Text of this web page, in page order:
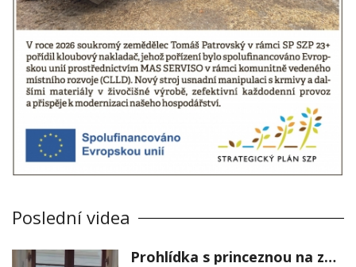
Poslední videa
Prohlídka s princeznou na zámku Stekník